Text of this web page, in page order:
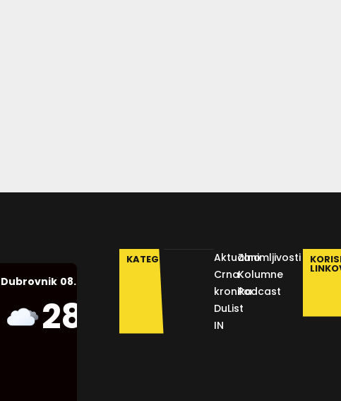
Dubrovnik 08.08.2026.
28
Humidity:
KATEGORIJE
Aktualno
Crna
kronika
DuList
IN
Zanimljivosti
Kolumne
Podcast